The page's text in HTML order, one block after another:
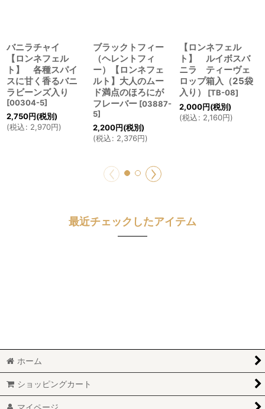
バニラチャイ
【ロンネフェル
ト】 各種スパイ
スに甘く香るバニ
ラビーンズ入り
[00304-5]
2,750円(税別)
(税込: 2,970円)
ブラックトフィー
（ヘレントフィ
ー）【ロンネフェ
ルト】大人のムー
ド満点のほろにが
フレーバー [03887-
5]
2,200円(税別)
(税込: 2,376円)
【ロンネフェル
ト】 ルイボスバ
ニラ ティーヴェ
ロップ箱入（25袋
入り）
[TB-08]
2,000円(税別)
(税込: 2,160円)
最近チェックしたアイテム
ホーム
ショッピングカート
マイページ